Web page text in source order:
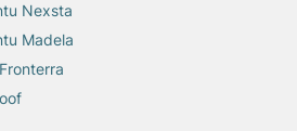
Nexsta
Madela